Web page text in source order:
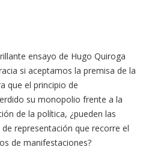
ensayo de Hugo Quiroga
si aceptamos la premisa de la
que el principio de
su monopolio frente a la
de la política, ¿pueden las
representación que recorre el
de manifestaciones?